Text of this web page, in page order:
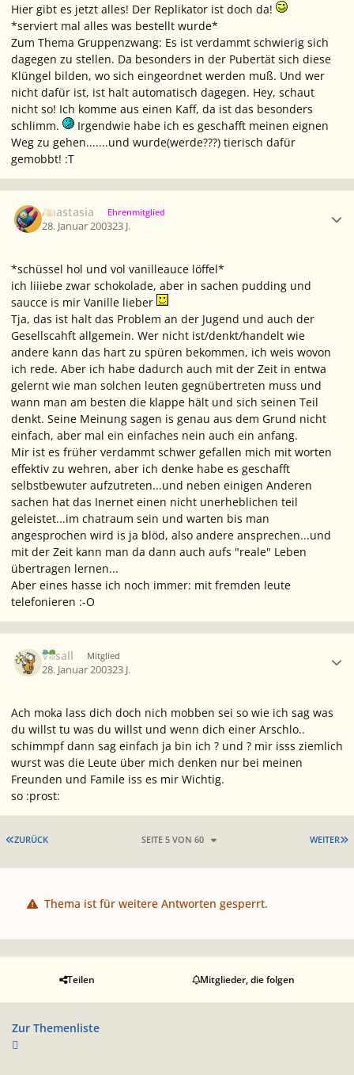
Hier gibt es jetzt alles! Der Replikator ist doch da!
*serviert mal alles was bestellt wurde*
Zum Thema Gruppenzwang: Es ist verdammt schwierig sich
dagegen zu stellen. Da besonders in der Pubertät sich diese
Klüngel bilden, wo sich eingeordnet werden muß. Und wer
nicht dafür ist, ist halt automatisch dagegen. Hey, schaut
nicht so! Ich komme aus einen Kaff, da ist das besonders
schlimm.
Irgendwie habe ich es geschafft meinen eignen
Weg zu gehen.......und wurde(werde???) tierisch dafür
gemobbt! :T
Anastasia Ehrenmitglied
28. Januar 200323 J.
*schüssel hol und vol vanilleauce löffel*
ich liiiebe zwar schokolade, aber in sachen pudding und
saucce is mir Vanille lieber
Tja, das ist halt das Problem an der Jugend und auch der
Gesellscahft allgemein. Wer nicht ist/denkt/handelt wie
andere kann das hart zu spüren bekommen, ich weis wovon
ich rede. Aber ich habe dadurch auch mit der Zeit in entwa
gelernt wie man solchen leuten gegnübertreten muss und
wann man am besten die klappe hält und sich seinen Teil
denkt. Seine Meinung sagen is genau aus dem Grund nicht
einfach, aber mal ein einfaches nein auch ein anfang.
Mir ist es früher verdammt schwer gefallen mich mit worten
effektiv zu wehren, aber ich denke habe es geschafft
selbstbewuter aufzutreten...und neben einigen Anderen
sachen hat das Inernet einen nicht unerheblichen teil
geleistet...im chatraum sein und warten bis man
angesprochen wird is ja blöd, also andere ansprechen...und
mit der Zeit kann man da dann auch aufs "reale" Leben
übertragen lernen...
Aber eines hasse ich noch immer: mit fremden leute
telefonieren :-O
Vasall Mitglied
28. Januar 200323 J.
Ach moka lass dich doch nich mobben sei so wie ich sag was
du willst tu was du willst und wenn dich einer Arschlo..
schimmpf dann sag einfach ja bin ich ? und ? mir isss ziemlich
wurst was die Leute über mich denken nur bei meinen
Freunden und Famile iss es mir Wichtig.
so :prost:
ERSTE SEITE
ZURÜCK WEITER
SEITE 5 VON 60
Thema ist für weitere Antworten gesperrt.
Teilen Mitglieder, die folgen
Zur Themenliste